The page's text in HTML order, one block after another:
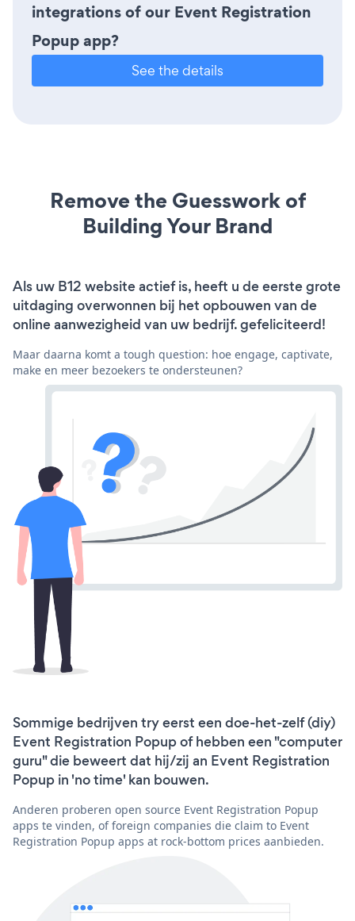
integrations of our Event Registration
Popup app?
See the details
Remove the Guesswork of
Building Your Brand
Als uw B12 website actief is, heeft u de eerste grote
uitdaging overwonnen bij het opbouwen van de
online aanwezigheid van uw bedrijf. gefeliciteerd!
Maar daarna komt a tough question: hoe engage, captivate,
make en meer bezoekers te ondersteunen?
Sommige bedrijven try eerst een doe-het-zelf (diy)
Event Registration Popup of hebben een "computer
guru" die beweert dat hij/zij an Event Registration
Popup in 'no time' kan bouwen.
Anderen proberen open source Event Registration Popup
apps te vinden, of foreign companies die claim to Event
Registration Popup apps at rock-bottom prices aanbieden.